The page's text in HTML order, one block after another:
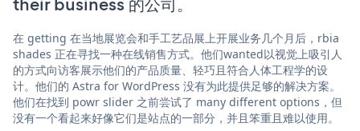
在 getting 在当地展览会和手工艺品展上开展业务几个月后，rbia
shades 正在寻找一种在线销售方式。他们wanted以视觉上吸引人
的方式向访客展示他们的产品质量、轻巧且符合人体工程学的设
计。他们的 Astra for WordPress 没有为此提供足够的解决方案。
他们在找到 powr slider 之前尝试了 many different options，但
没有一个看起来好像它们是站点的一部分，并且笨重且难以使用。